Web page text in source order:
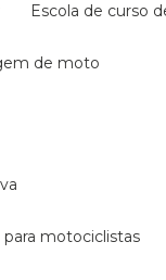
escola de curso
de moto
para motociclistas